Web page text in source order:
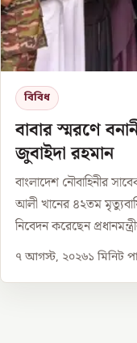
বিবিধ
বাবার স্মরণে
জুবাইদা রহমান
বাংলাদেশ নৌবাহিনীর
আলী খানের ৪২তম
নিবেদন করেছেন
৭ আগস্ট, ২০২৬১ মিনিট